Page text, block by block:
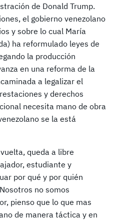
de Donald Trump.
el gobierno venezolano
y sobre lo cual María
ha reformulado leyes de
la producción
en una reforma de la
a legalizar el
y derechos
necesita mano de obra
se la está
queda a libre
estudiante y
por qué y por quién
no somos
pienso que lo que mas
de manera táctica y en